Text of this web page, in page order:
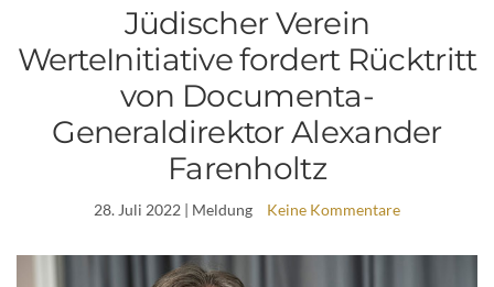
Jüdischer Verein
WerteInitiative fordert Rücktritt
von Documenta-
Generaldirektor Alexander
Farenholtz
28. Juli 2022 | Meldung Keine Kommentare